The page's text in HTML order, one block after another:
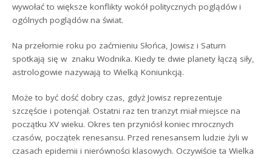
wywołać to większe konflikty wokół politycznych poglądów i
ogólnych poglądów na świat.
Na przełomie roku po zaćmieniu Słońca, Jowisz i Saturn
spotkają się w znaku Wodnika. Kiedy te dwie planety łączą siły,
astrologowie nazywają to Wielką Koniunkcją.
Może to być dość dobry czas, gdyż Jowisz reprezentuje
szczęście i potencjał. Ostatni raz ten tranzyt miał miejsce na
początku XV wieku. Okres ten przyniósł koniec mrocznych
czasów, początek renesansu. Przed renesansem ludzie żyli w
czasach epidemii i nierówności klasowych. Oczywiście ta Wielka